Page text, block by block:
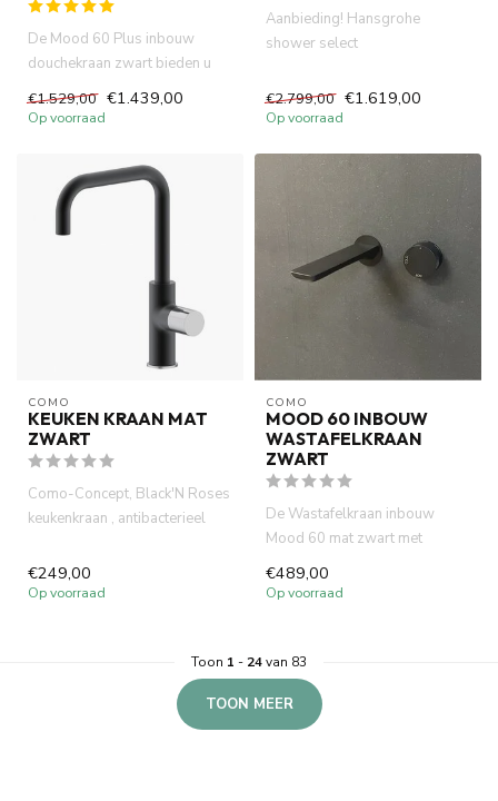
De Mood 60 Plus inbouw
douchekraan zwart bieden u
Tegelijkert...
€1.529,00 €1.439,00
Op voorraad
Aanbieding! Hansgrohe
shower select
.Thermostatisch inbouwdeel
af...
€2.799,00 €1.619,00
Op voorraad
COMO
KEUKEN KRAAN MAT
ZWART
Como-Concept, Black'N Roses
keukenkraan , antibacterieel
€249,00
Op voorraad
COMO
MOOD 60 INBOUW
WASTAFELKRAAN
ZWART
De Wastafelkraan inbouw
Mood 60 mat zwart met
gemaakt ...
€489,00
Op voorraad
Toon 1 - 24van 83
TOON MEER